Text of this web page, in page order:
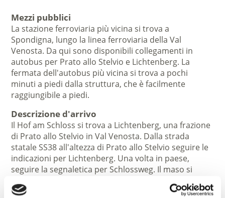
Mezzi pubblici
La stazione ferroviaria più vicina si trova a
Spondigna, lungo la linea ferroviaria della Val
Venosta. Da qui sono disponibili collegamenti in
autobus per Prato allo Stelvio e Lichtenberg. La
fermata dell'autobus più vicina si trova a pochi
minuti a piedi dalla struttura, che è facilmente
raggiungibile a piedi.
Descrizione d'arrivo
Il Hof am Schloss si trova a Lichtenberg, una frazione
di Prato allo Stelvio in Val Venosta. Dalla strada
statale SS38 all'altezza di Prato allo Stelvio seguire le
indicazioni per Lichtenberg. Una volta in paese,
seguire la segnaletica per Schlossweg. Il maso si
rovine del Castello di Lichtenberg.